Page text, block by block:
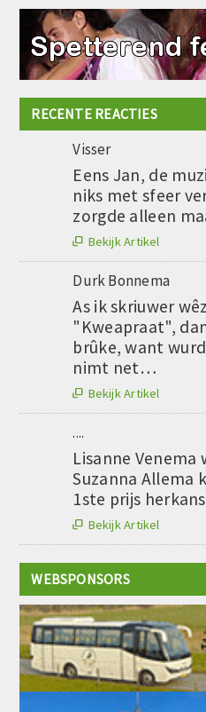
RECENTE REACTIES
Visser
Eens Jan, de
niks met sfeer
zorgde alleen
 Bekijk Artikel
Durk Bonnema
As ik skriuwer
"Kweapraat",
brûke, want
nimt net…
 Bekijk Artikel
....
Lisanne Venema
Suzanna Allema
1ste prijs
 Bekijk Artikel
WEBSPONSORS